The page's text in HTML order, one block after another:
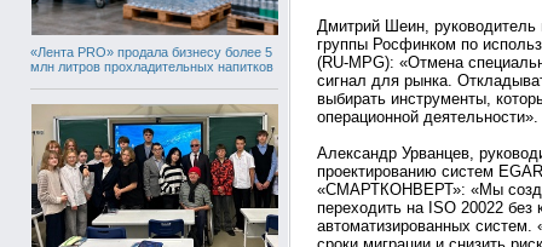
«Лента PRO» продала бизнесу более 5
млн литров прохладительных напитков
Дмитрий Шеин, руководитель
группы Росфинком по
(RU-MPG): «Отмена
сигнал для рынка.
выбирать инструменты,
операционной деятельности».
Александр Урванцев,
проектированию систем
«СМАРТКОНВЕРТ»: «Мы
переходить на ISO 20022
автоматизированных